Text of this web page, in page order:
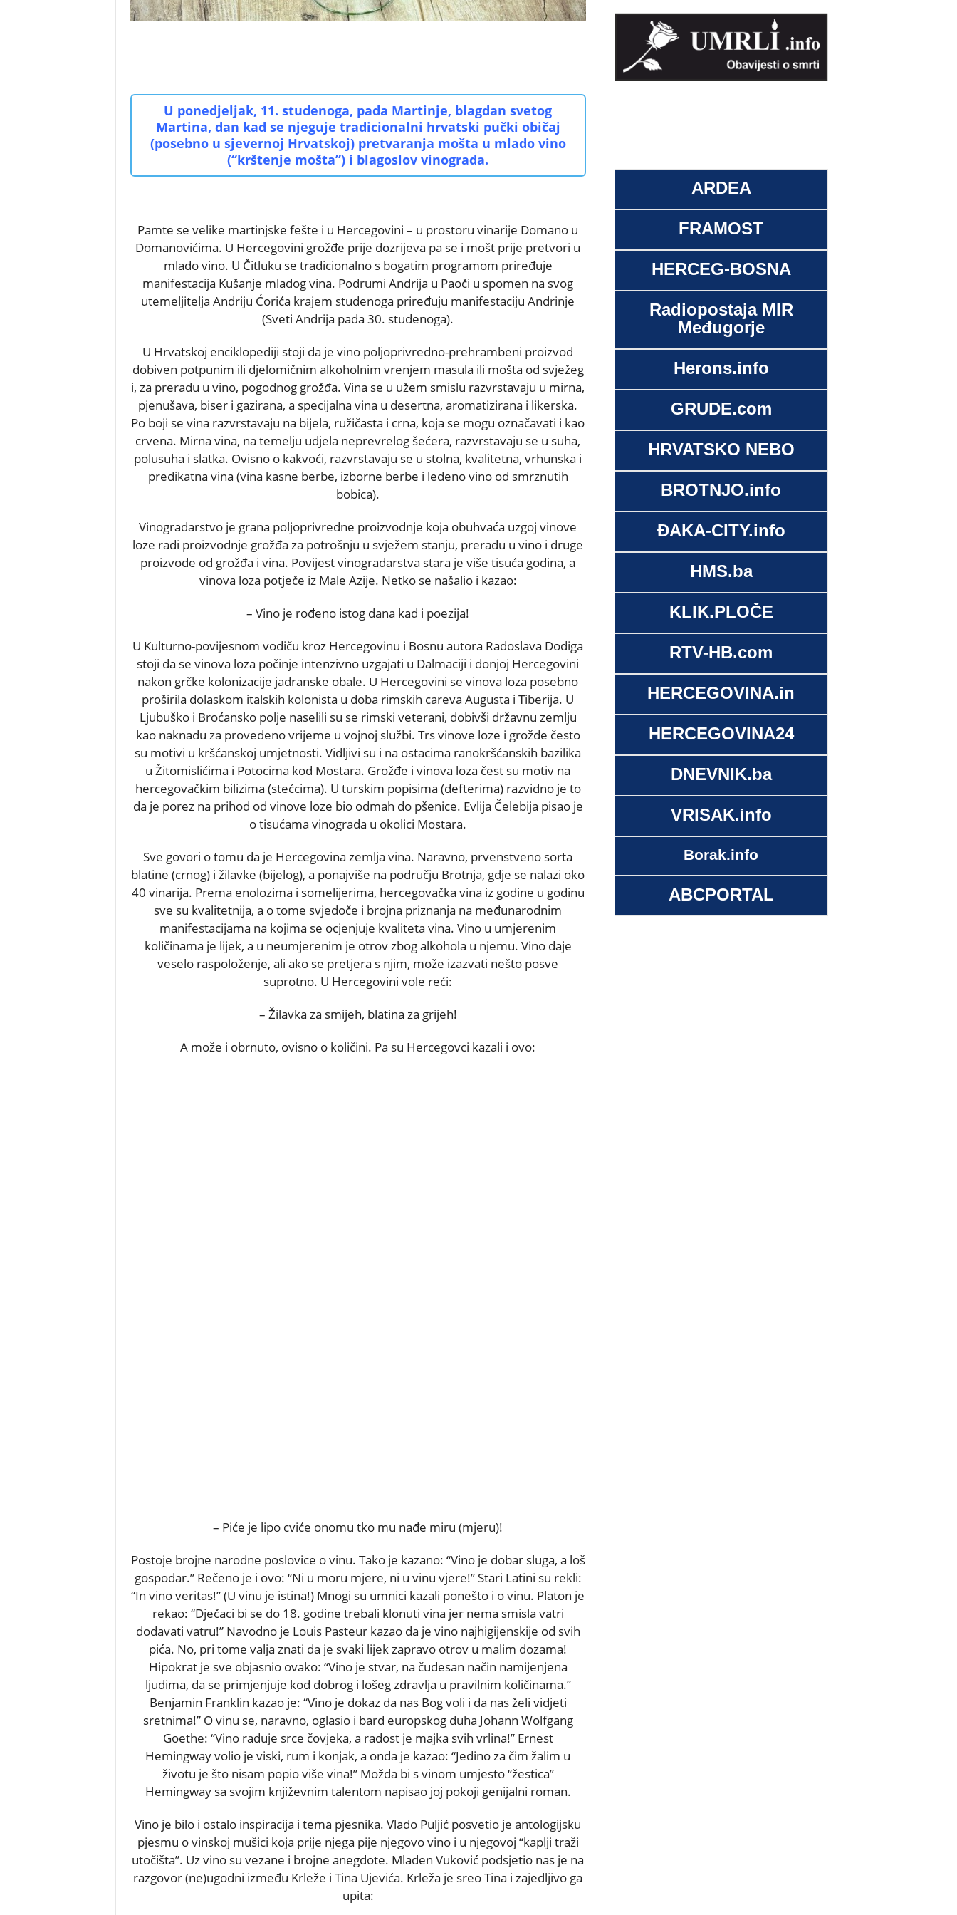
U ponedjeljak, 11. studenoga, pada Martinje, blagdan svetog
Martina, dan kad se njeguje tradicionalni hrvatski pučki običaj
(posebno u sjevernoj Hrvatskoj) pretvaranja mošta u mlado vino
(“krštenje mošta”) i blagoslov vinograda.
Pamte se velike martinjske fešte i u Hercegovini – u prostoru vinarije Domano u
Domanovićima. U Hercegovini grožđe prije dozrijeva pa se i mošt prije pretvori u
mlado vino. U Čitluku se tradicionalno s bogatim programom priređuje
manifestacija Kušanje mladog vina. Podrumi Andrija u Paoči u spomen na svog
utemeljitelja Andriju Ćorića krajem studenoga priređuju manifestaciju Andrinje
(Sveti Andrija pada 30. studenoga).
U Hrvatskoj enciklopediji stoji da je vino poljoprivredno-prehrambeni proizvod
dobiven potpunim ili djelomičnim alkoholnim vrenjem masula ili mošta od svježeg
i, za preradu u vino, pogodnog grožđa. Vina se u užem smislu razvrstavaju u mirna,
pjenušava, biser i gazirana, a specijalna vina u desertna, aromatizirana i likerska.
Po boji se vina razvrstavaju na bijela, ružičasta i crna, koja se mogu označavati i kao
crvena. Mirna vina, na temelju udjela neprevrelog šećera, razvrstavaju se u suha,
polusuha i slatka. Ovisno o kakvoći, razvrstavaju se u stolna, kvalitetna, vrhunska i
predikatna vina (vina kasne berbe, izborne berbe i ledeno vino od smrznutih
bobica).
Vinogradarstvo je grana poljoprivredne proizvodnje koja obuhvaća uzgoj vinove
loze radi proizvodnje grožđa za potrošnju u svježem stanju, preradu u vino i druge
proizvode od grožđa i vina. Povijest vinogradarstva stara je više tisuća godina, a
vinova loza potječe iz Male Azije. Netko se našalio i kazao:
– Vino je rođeno istog dana kad i poezija!
U Kulturno-povijesnom vodiču kroz Hercegovinu i Bosnu autora Radoslava Dodiga
stoji da se vinova loza počinje intenzivno uzgajati u Dalmaciji i donjoj Hercegovini
nakon grčke kolonizacije jadranske obale. U Hercegovini se vinova loza posebno
proširila dolaskom italskih kolonista u doba rimskih careva Augusta i Tiberija. U
Ljubuško i Broćansko polje naselili su se rimski veterani, dobivši državnu zemlju
kao naknadu za provedeno vrijeme u vojnoj službi. Trs vinove loze i grožđe često
su motivi u kršćanskoj umjetnosti. Vidljivi su i na ostacima ranokršćanskih bazilika
u Žitomislićima i Potocima kod Mostara. Grožđe i vinova loza čest su motiv na
hercegovačkim bilizima (stećcima). U turskim popisima (defterima) razvidno je to
da je porez na prihod od vinove loze bio odmah do pšenice. Evlija Čelebija pisao je
o tisućama vinograda u okolici Mostara.
Sve govori o tomu da je Hercegovina zemlja vina. Naravno, prvenstveno sorta
blatine (crnog) i žilavke (bijelog), a ponajviše na području Brotnja, gdje se nalazi oko
40 vinarija. Prema enolozima i somelijerima, hercegovačka vina iz godine u godinu
sve su kvalitetnija, a o tome svjedoče i brojna priznanja na međunarodnim
manifestacijama na kojima se ocjenjuje kvaliteta vina. Vino u umjerenim
količinama je lijek, a u neumjerenim je otrov zbog alkohola u njemu. Vino daje
veselo raspoloženje, ali ako se pretjera s njim, može izazvati nešto posve
suprotno. U Hercegovini vole reći:
– Žilavka za smijeh, blatina za grijeh!
A može i obrnuto, ovisno o količini. Pa su Hercegovci kazali i ovo:
– Piće je lipo cviće onomu tko mu nađe miru (mjeru)!
Postoje brojne narodne poslovice o vinu. Tako je kazano: “Vino je dobar sluga, a loš
gospodar.” Rečeno je i ovo: “Ni u moru mjere, ni u vinu vjere!” Stari Latini su rekli:
“In vino veritas!” (U vinu je istina!) Mnogi su umnici kazali ponešto i o vinu. Platon je
rekao: “Dječaci bi se do 18. godine trebali klonuti vina jer nema smisla vatri
dodavati vatru!” Navodno je Louis Pasteur kazao da je vino najhigijenskije od svih
pića. No, pri tome valja znati da je svaki lijek zapravo otrov u malim dozama!
Hipokrat je sve objasnio ovako: “Vino je stvar, na čudesan način namijenjena
ljudima, da se primjenjuje kod dobrog i lošeg zdravlja u pravilnim količinama.”
Benjamin Franklin kazao je: “Vino je dokaz da nas Bog voli i da nas želi vidjeti
sretnima!” O vinu se, naravno, oglasio i bard europskog duha Johann Wolfgang
Goethe: “Vino raduje srce čovjeka, a radost je majka svih vrlina!” Ernest
Hemingway volio je viski, rum i konjak, a onda je kazao: “Jedino za čim žalim u
životu je što nisam popio više vina!” Možda bi s vinom umjesto “žestica”
Hemingway sa svojim književnim talentom napisao joj pokoji genijalni roman.
Vino je bilo i ostalo inspiracija i tema pjesnika. Vlado Puljić posvetio je antologijsku
pjesmu o vinskoj mušici koja prije njega pije njegovo vino i u njegovoj “kaplji traži
utočišta”. Uz vino su vezane i brojne anegdote. Mladen Vuković podsjetio nas je na
razgovor (ne)ugodni između Krleže i Tina Ujevića. Krleža je sreo Tina i zajedljivo ga
upita:
ARDEA
FRAMOST
HERCEG-BOSNA
Radiopostaja MIR
Međugorje
Herons.info
GRUDE.com
HRVATSKO NEBO
BROTNJO.info
ĐAKA-CITY.info
HMS.ba
KLIK.PLOČE
RTV-HB.com
HERCEGOVINA.in
HERCEGOVINA24
DNEVNIK.ba
VRISAK.info
Borak.info
ABCPORTAL